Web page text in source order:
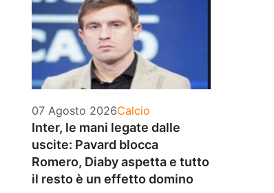
07 Agosto 2026Categorie
Calcio
Inter, le mani legate dalle
uscite: Pavard blocca
Romero, Diaby aspetta e tutto
il resto è un effetto domino